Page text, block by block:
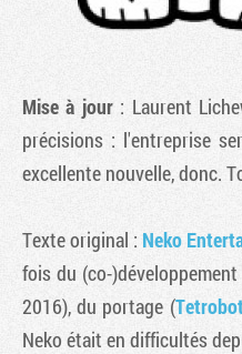
Mise à jour : Laurent
précisions : l'entreprise
excellente nouvelle, donc.
Texte original : Neko
fois du (co-
2016), du portage (
Neko était en difficultés